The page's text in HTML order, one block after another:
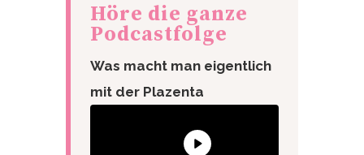
Höre die ganze
Podcastfolge
Was macht man eigentlich
mit der Plazenta